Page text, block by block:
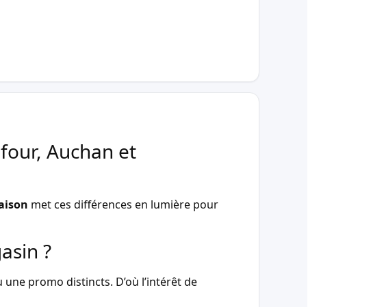
Auchan et
met ces différences en lumière pour
?
promo distincts. D’où l’intérêt de